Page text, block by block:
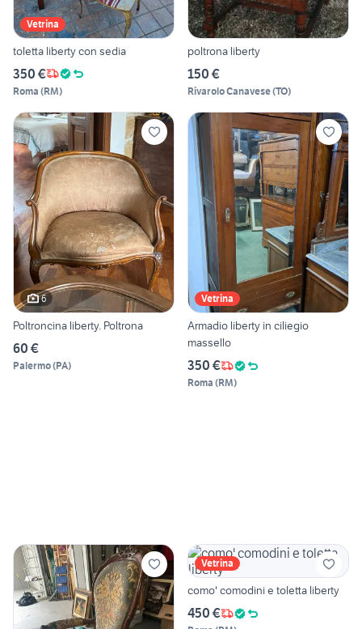
Vetrina
toletta liberty con sedia
350 €
Roma (RM)
poltrona liberty
150 €
Rivarolo Canavese(TO)
6
Poltroncina liberty. Poltrona
60 €
Palermo(PA)
Vetrina
Armadio liberty in ciliegio
massello
350 €
Roma (RM)
Vetrina
como' comodini e toletta liberty
450 €